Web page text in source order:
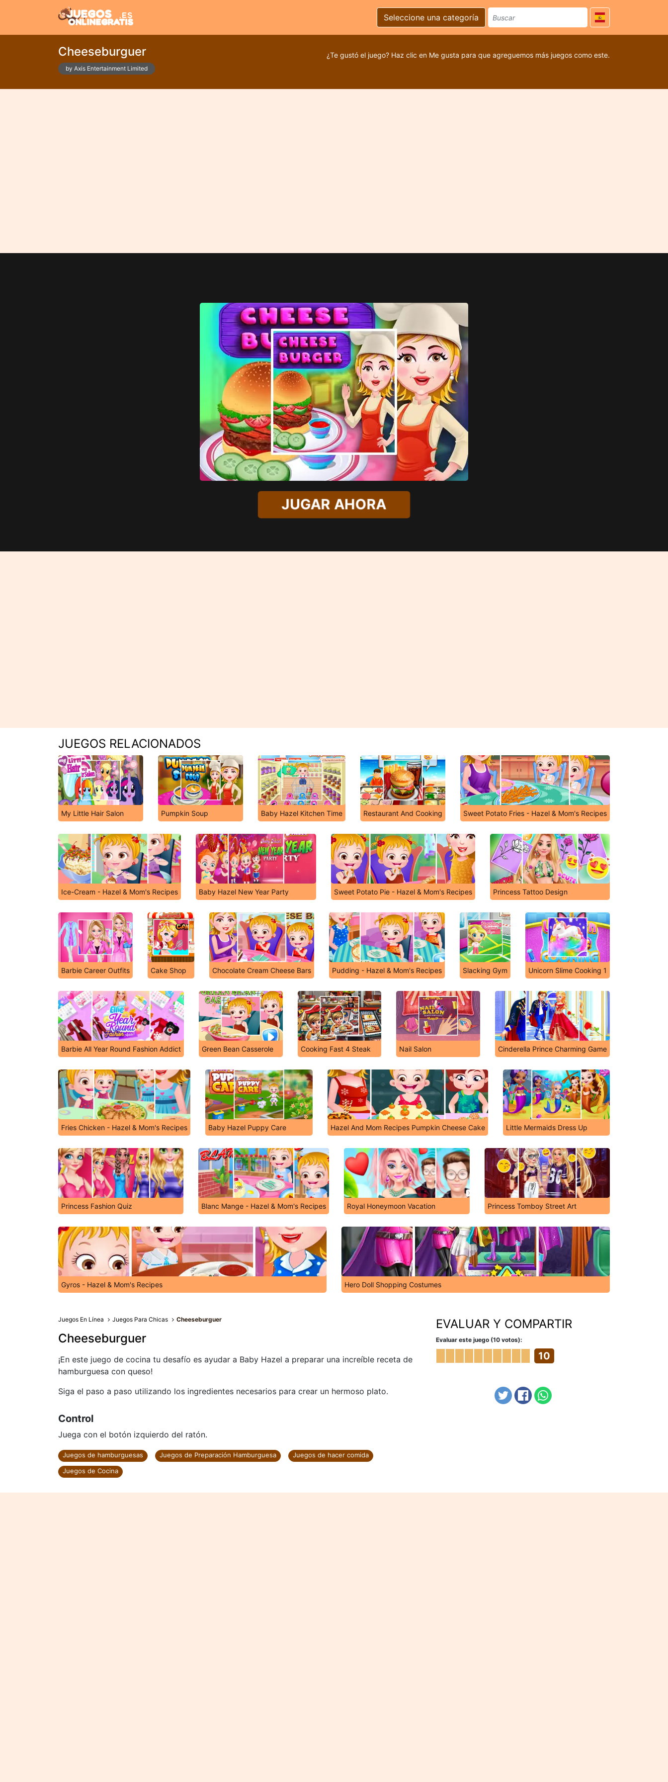
Seleccione una categoría
Cheeseburguer
by Axis Entertainment Limited
¿Te gustó el juego? Haz clic en Me gusta para que agreguemos más juegos como este.
JUGAR AHORA
JUEGOS RELACIONADOS
My Little Hair Salon Pumpkin Soup Baby Hazel Kitchen Time Restaurant And Cooking Sweet Potato Fries - Hazel & Mom's Recipes
Ice-Cream - Hazel & Mom's Recipes Baby Hazel New Year Party Sweet Potato Pie - Hazel & Mom's Recipes Princess Tattoo Design
Barbie Career Outfits Cake Shop Chocolate Cream Cheese Bars Pudding - Hazel & Mom's Recipes Slacking Gym Unicorn Slime Cooking 1
Barbie All Year Round Fashion Addict Green Bean Casserole Cooking Fast 4 Steak Nail Salon Cinderella Prince Charming Game
Fries Chicken - Hazel & Mom's Recipes Baby Hazel Puppy Care Hazel And Mom Recipes Pumpkin Cheese Cake Little Mermaids Dress Up
Princess Fashion Quiz Blanc Mange - Hazel & Mom's Recipes Royal Honeymoon Vacation Princess Tomboy Street Art
Gyros - Hazel & Mom's Recipes Hero Doll Shopping Costumes
Juegos En Línea Juegos Para Chicas Cheeseburguer
Cheeseburguer
¡En este juego de cocina tu desafío es ayudar a Baby Hazel a preparar una increíble receta de
hamburguesa con queso!
Siga el paso a paso utilizando los ingredientes necesarios para crear un hermoso plato.
Control
Juega con el botón izquierdo del ratón.
Juegos de hamburguesas Juegos de Preparación Hamburguesa
Juegos de hacer comida
Juegos de Cocina
EVALUAR Y COMPARTIR
Evaluar este juego (10 votos):
10